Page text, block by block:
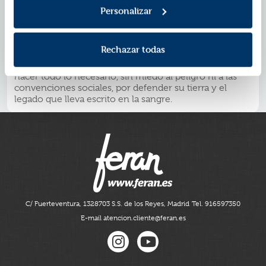
Personalizar
Rechazar todas
en generación entre las mujeres de su familia, viven a
dos morirá antes de cumplir los quince años.
nos lleva por medio mundo tras los pasos de su
protagonista, una mujer inolvidable que no dudará en
hacer todo lo necesario, sin miedo al peligro ni a las
convenciones sociales, por defender su tierra y el
legado que lleva escrito en la sangre.
C/ Fuerteventura, 1328703 S.S. de los Reyes, Madrid Tel. 916597350
E-mail atencion.cliente@feran.es